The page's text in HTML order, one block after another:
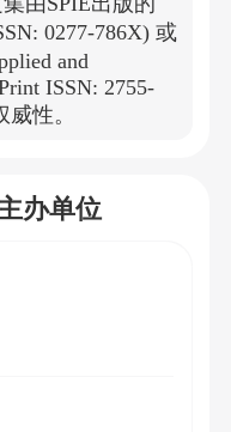
0277-786X) 或
and
ISSN: 2755-
性。
办单位